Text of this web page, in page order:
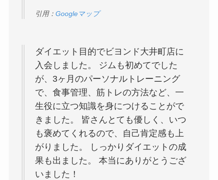
引用： Googleマップ
ダイエット目的でビヨンド大井町店に
入会しました。 ジムも初めてでした
が、3ヶ月のパーソナルトレーニング
で、食事管理、筋トレの方法など、一
生役に立つ知識を身につけることがで
きました。 皆さんとても優しく、いつ
も褒めてくれるので、自己肯定感も上
がりました。 しっかりダイエットの成
果も出ました。 本当にありがとうござ
いました！